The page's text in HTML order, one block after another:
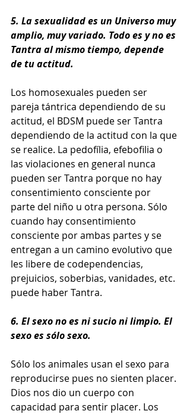
5. La sexualidad es un Universo muy
amplio, muy variado. Todo es y no es
Tantra al mismo tiempo, depende
de tu actitud.
Los homosexuales pueden ser
pareja tántrica dependiendo de su
actitud, el BDSM puede ser Tantra
dependiendo de la actitud con la que
se realice. La pedofília, efebofilia o
las violaciones en general nunca
pueden ser Tantra porque no hay
consentimiento consciente por
parte del niño u otra persona. Sólo
cuando hay consentimiento
consciente por ambas partes y se
entregan a un camino evolutivo que
les libere de codependencias,
prejuicios, soberbias, vanidades, etc.
puede haber Tantra.
6. El sexo no es ni sucio ni limpio. El
sexo es sólo sexo.
Sólo los animales usan el sexo para
reproducirse pues no sienten placer.
Dios nos dio un cuerpo con
capacidad para sentir placer. Los